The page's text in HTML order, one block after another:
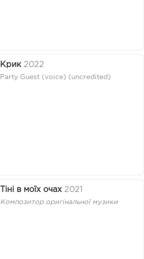
Крик 2022
Party Guest (voice) (uncredited)
Тіні в моїх очах 2021
Композитор оригінальної музики